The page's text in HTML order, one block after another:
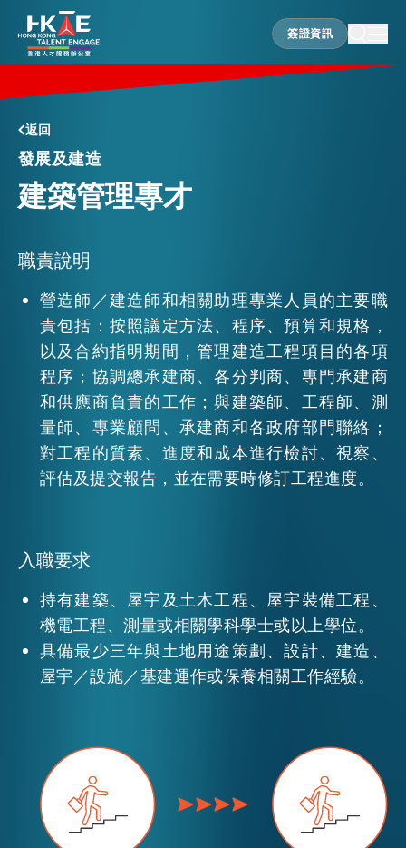
簽證資訊
簽證資訊
香港優勢
居港須知
人才支援
就業資訊
在港營商
活動情報
常見問題
聯絡我們
EN 繁 简
返回
發展及建造
建築管理專才
職責說明
營造師／建造師和相關助理專業人員的主要職
責包括：按照議定方法、程序、預算和規格，
以及合約指明期間，管理建造工程項目的各項
程序；協調總承建商、各分判商、專門承建商
和供應商負責的工作；與建築師、工程師、測
量師、專業顧問、承建商和各政府部門聯絡；
對工程的質素、進度和成本進行檢討、視察、
評估及提交報告，並在需要時修訂工程進度。
入職要求
持有建築、屋宇及土木工程、屋宇裝備工程、
機電工程、測量或相關學科學士或以上學位。
具備最少三年與土地用途策劃、設計、建造、
屋宇／設施／基建運作或保養相關工作經驗。